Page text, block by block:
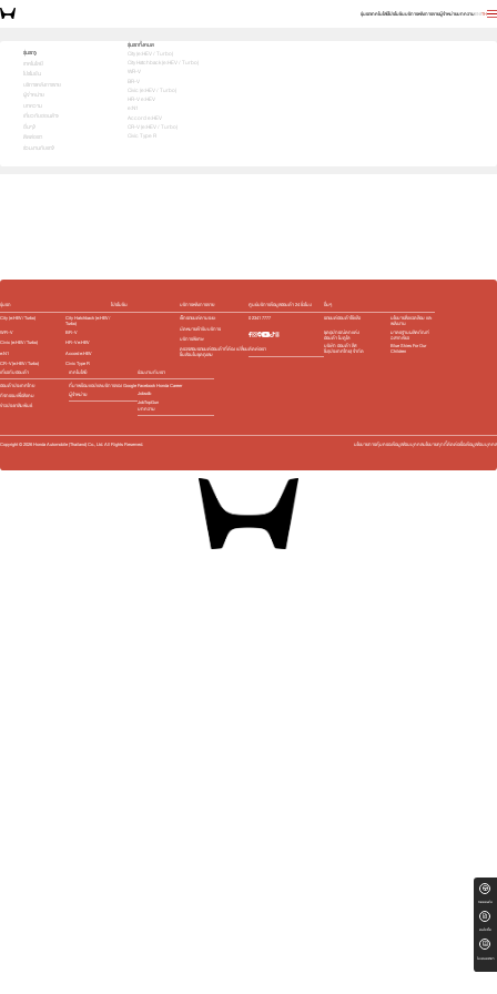
รุ่นรถเทคโนโลยีโปรโมชันบริการหลังการขายผู้จำหน่ายบทความENTH
รุ่นรถ
เทคโนโลยี
โปรโมชัน
บริการหลังการขาย
ผู้จำหน่าย
บทความ
เกี่ยวกับฮอนด้า
อื่นๆ
ติดต่อเรา
ร่วมงานกับเรา
รุ่นรถทั้งหมด
City (e:HEV / Turbo)
City Hatchback (e:HEV / Turbo)
WR-V
BR-V
Civic (e:HEV / Turbo)
HR-V e:HEV
e:N1
Accord e:HEV
CR-V (e:HEV / Turbo)
Civic Type R
ทดลองขับ
สนใจซื้อ
ใบเสนอราคา
สัมผัสความสปอร์ต ด้วยตัวคุณเอง ทดลองขับเลย!
3 เลือกคันที่ใช่
รุ่นรถ
City (e:HEV / Turbo)
City Hatchback (e:HEV /
Turbo)
WR-V
BR-V
Civic (e:HEV / Turbo)
HR-V e:HEV
e:N1
Accord e:HEV
CR-V (e:HEV / Turbo)
Civic Type R
โปรโมชัน
บริการหลังการขาย
เช็กรถยนต์ตามระยะ
นัดหมายเข้ารับบริการ
บริการพิเศษ
ตรวจสอบรถยนต์ฮอนด้าที่ต้อง เปลี่ยน
ชิ้นส่วนในชุดถุงลม
ศูนย์บริการข้อมูลฮอนด้า 24 ชั่วโมง
0 2341 7777
ติดต่อเรา
อื่นๆ
รถยนต์ฮอนด้าใช้แล้ว
นโยบายสิ่งแวดล้อม และ
พลังงาน
ชุดอุปกรณ์ตกแต่ง​
ฮอนด้า โมดูโล
มาตรฐานผลิตภัณฑ์
ฉลากเขียว
บริษัท ฮอนด้า ลีส
ซิ่ง(ประเทศไทย) จำกัด
Blue Skies For Our
Children
เกี่ยวกับฮอนด้า
ฮอนด้าประเทศไทย
กิจกรรมเพื่อสังคม
ข่าวประชาสัมพันธ์
เทคโนโลยี
ที่มาพร้อมแอปและบริการของ Google
ผู้จำหน่าย
ร่วมงานกับเรา
Facebook Honda Career
Jobsdb
JobTopGun
บทความ
Copyright ©2026Honda Automobile (Thailand) Co., Ltd. All Rights Reserved. นโยบายการคุ้มครองข้อมูลส่วนบุคคลนโยบายคุกกี้ติดต่อเรื่องข้อมูลส่วนบุคคล